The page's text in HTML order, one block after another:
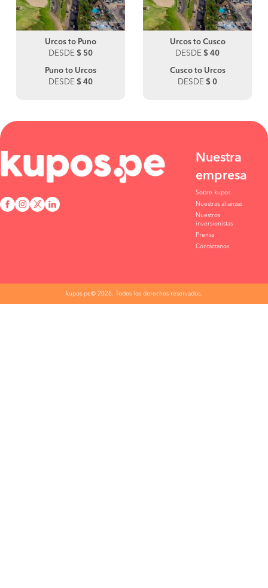
Urcos to Puno
DESDE $ 50
Puno to Urcos
DESDE $ 40
Urcos to Cusco
DESDE $ 40
Cusco to Urcos
DESDE $ 0
Nuestra
empresa
Sobre kupos
Nuestras alianzas
Nuestros
inversionistas
Prensa
Contáctanos
kupos.pe© 2026. Todos los derechos reservados.